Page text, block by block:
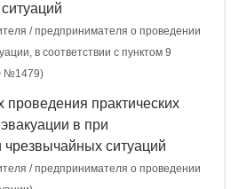
/ предпринимателя о проведении
в соответствии с пунктом 9
№1479)
проведения практических
в при
чрезвычайных ситуаций
/ предпринимателя о проведении